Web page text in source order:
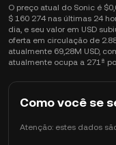
O preço atual do Sonic é
$ 160 274 nas últimas 24
dia, e seu valor em USD
oferta em circulação de
atualmente 69,28M USD,
atualmente ocupa a 271ª
Como você se
Atenção: estes dados